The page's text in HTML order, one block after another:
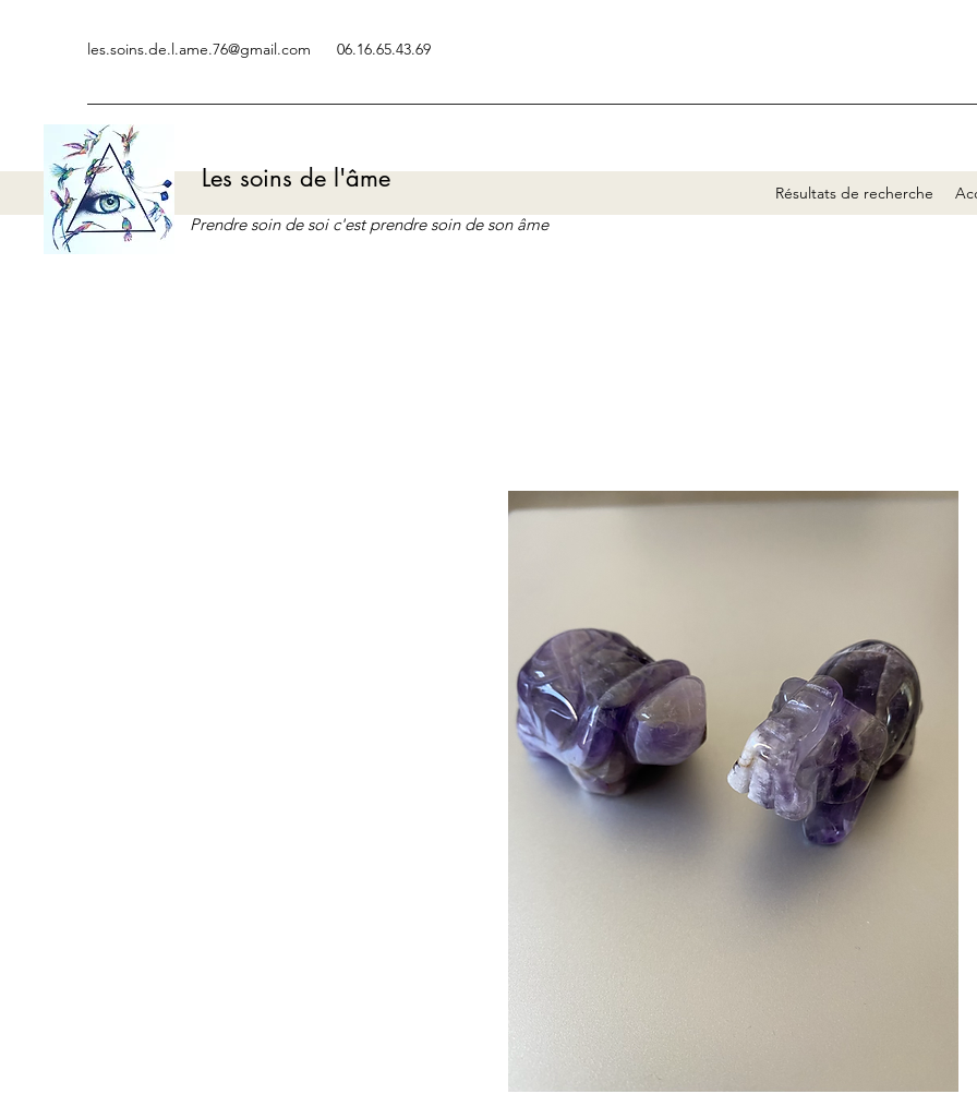
les.soins.de.l.ame.76@gmail.com 06.16.65.43.69
Les soins de l'âme Résultats de recherche
Prendre soin de soi c'est prendre soin de son âme